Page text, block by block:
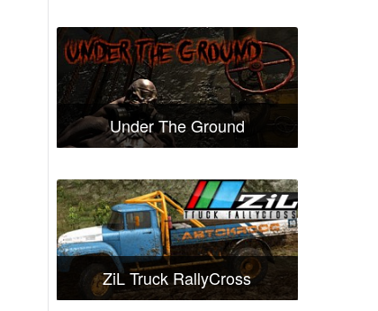
Under The Ground
ZiL Truck RallyCross